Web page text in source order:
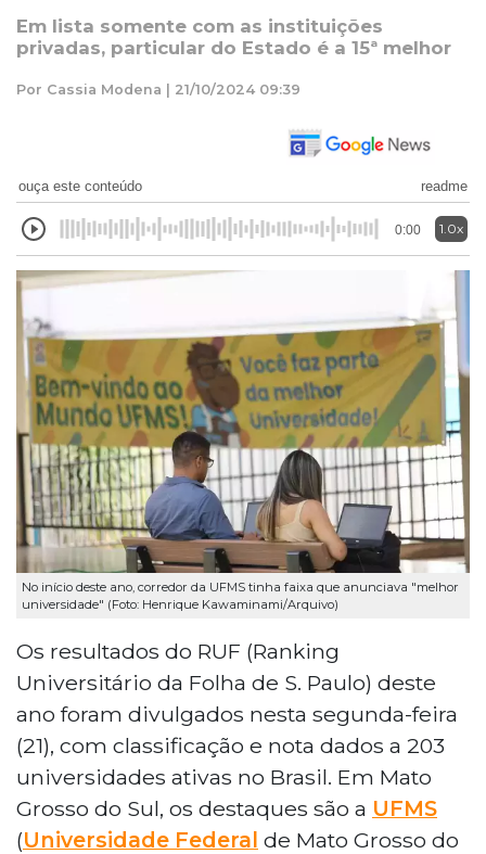
Em lista somente com as instituições
privadas, particular do Estado é a 15ª melhor
Por Cassia Modena | 21/10/2024 09:39
ouça este conteúdo readme
0:00 1.0x
No início deste ano, corredor da UFMS tinha faixa que anunciava "melhor
universidade" (Foto: Henrique Kawaminami/Arquivo)
Os resultados do RUF (Ranking
Universitário da Folha de S. Paulo) deste
ano foram divulgados nesta segunda-feira
(21), com classificação e nota dados a 203
universidades ativas no Brasil. Em Mato
Grosso do Sul, os destaques são a UFMS
(Universidade Federal de Mato Grosso do